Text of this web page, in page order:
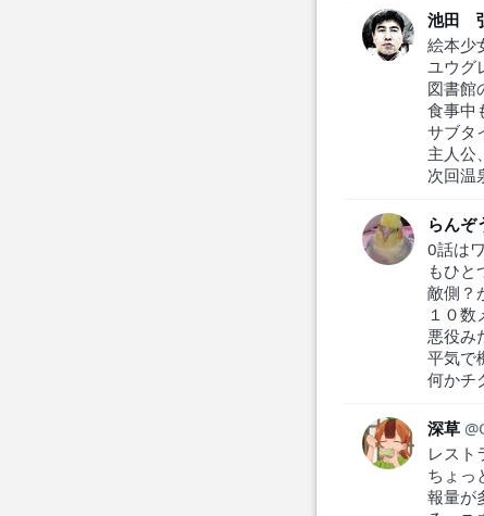
池田
絵本少
ユウグ
図書館
食事中
サブタ
主人公
次回温
らんぞ
0話は
もひと
敵側？
１０
悪役み
平気で
何かチ
深草
レスト
ちょっ
報量が